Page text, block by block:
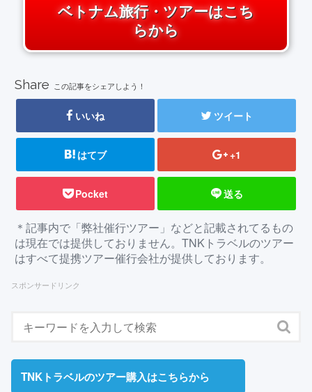
ベトナム旅行・ツアーはこち
らから
Share この記事をシェアしよう！
いいね ツイート
はてブ +1
Pocket 送る
＊記事内で「弊社催行ツアー」などと記載されてるもの
は現在では提供しておりません。TNKトラベルのツアー
はすべて提携ツアー催行会社が提供しております。
スポンサードリンク
TNKトラベルのツアー購入はこちらから